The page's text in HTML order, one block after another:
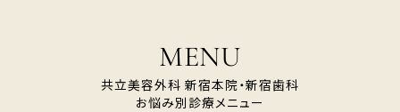
MENU
共立美容外科 新宿本院・新宿歯科
お悩み別診療メニュー